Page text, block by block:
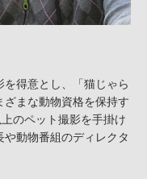
得意とし、「猫じゃら
まな動物資格を保持す
のペット撮影を手掛け
動物番組のディレクタ